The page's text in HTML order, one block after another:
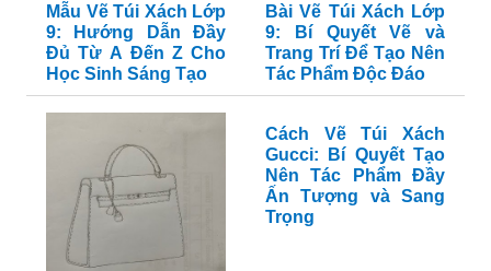
Mẫu Vẽ Túi Xách Lớp
9: Hướng Dẫn Đầy
Đủ Từ A Đến Z Cho
Học Sinh Sáng Tạo
Bài Vẽ Túi Xách Lớp
9: Bí Quyết Vẽ và
Trang Trí Để Tạo Nên
Tác Phẩm Độc Đáo
Cách Vẽ Túi Xách
Gucci: Bí Quyết Tạo
Nên Tác Phẩm Đầy
Ấn Tượng và Sang
Trọng